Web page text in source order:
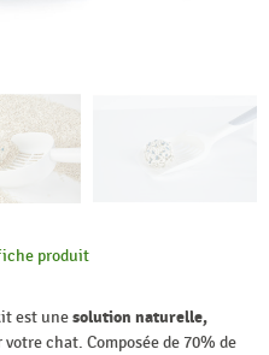
produit
est unesolution naturelle,
votre chat. Composée de 70% de